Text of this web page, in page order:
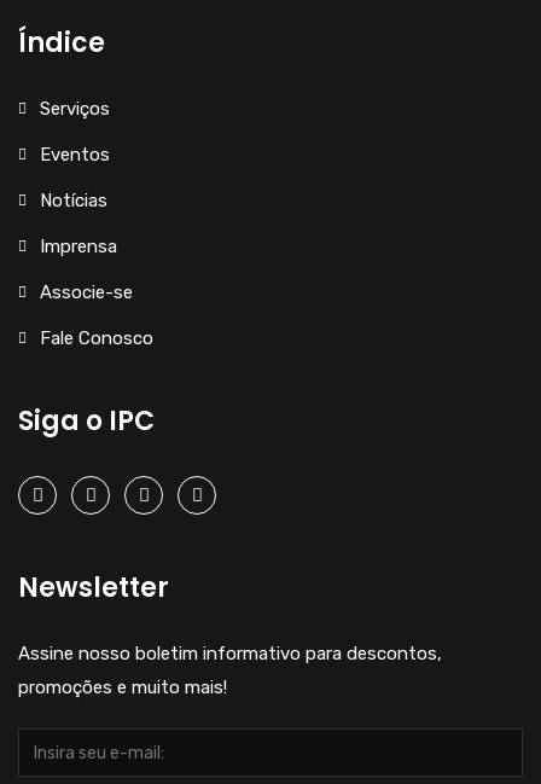
Índice
Serviços
Eventos
Notícias
Imprensa
Associe-se
Fale Conosco
Siga o IPC
Newsletter
Assine nosso boletim informativo para descontos,
promoções e muito mais!